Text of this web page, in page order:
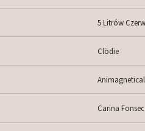
5 Litrów
Clödie
Animagnetical
Carina